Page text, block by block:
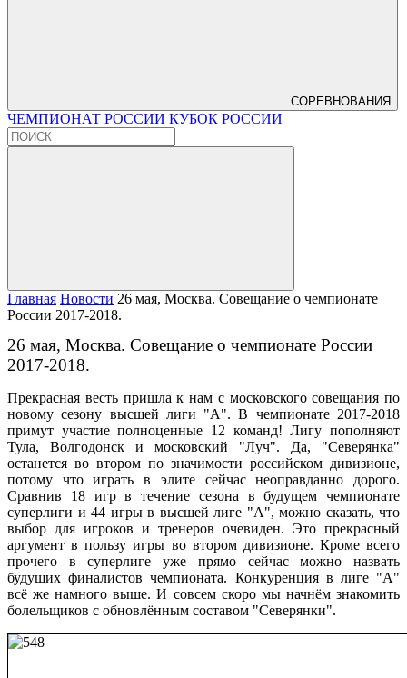
СОРЕВНОВАНИЯ
ЧЕМПИОНАТ РОССИИ КУБОК РОССИИ
Главная Новости 26 мая, Москва. Совещание о чемпионате
России 2017-2018.
26 мая, Москва. Совещание о чемпионате России
2017-2018.
Прекрасная весть пришла к нам с московского совещания по
новому сезону высшей лиги "А". В чемпионате 2017-2018
примут участие полноценные 12 команд! Лигу пополняют
Тула, Волгодонск и московский "Луч". Да, "Северянка"
останется во втором по значимости российском дивизионе,
потому что играть в элите сейчас неоправданно дорого.
Сравнив 18 игр в течение сезона в будущем чемпионате
суперлиги и 44 игры в высшей лиге "А", можно сказать, что
выбор для игроков и тренеров очевиден. Это прекрасный
аргумент в пользу игры во втором дивизионе. Кроме всего
прочего в суперлиге уже прямо сейчас можно назвать
будущих финалистов чемпионата. Конкуренция в лиге "А"
всё же намного выше. И совсем скоро мы начнём знакомить
болельщиков с обновлённым составом "Северянки".